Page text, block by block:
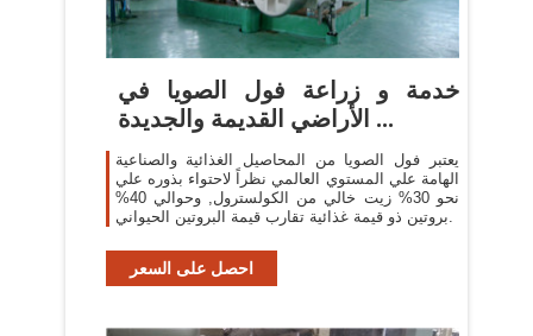
خدمة و زراعة فول الصويا في
الأراضي القديمة والجديدة ...
يعتبر فول الصويا من المحاصيل الغذائية والصناعية
الهامة علي المستوي العالمي نظراً لاحتواء بذوره علي
نحو 30% زيت خالي من الكولسترول, وحوالي 40%
بروتين ذو قيمة غذائية تقارب قيمة البروتين الحيواني.
احصل على السعر